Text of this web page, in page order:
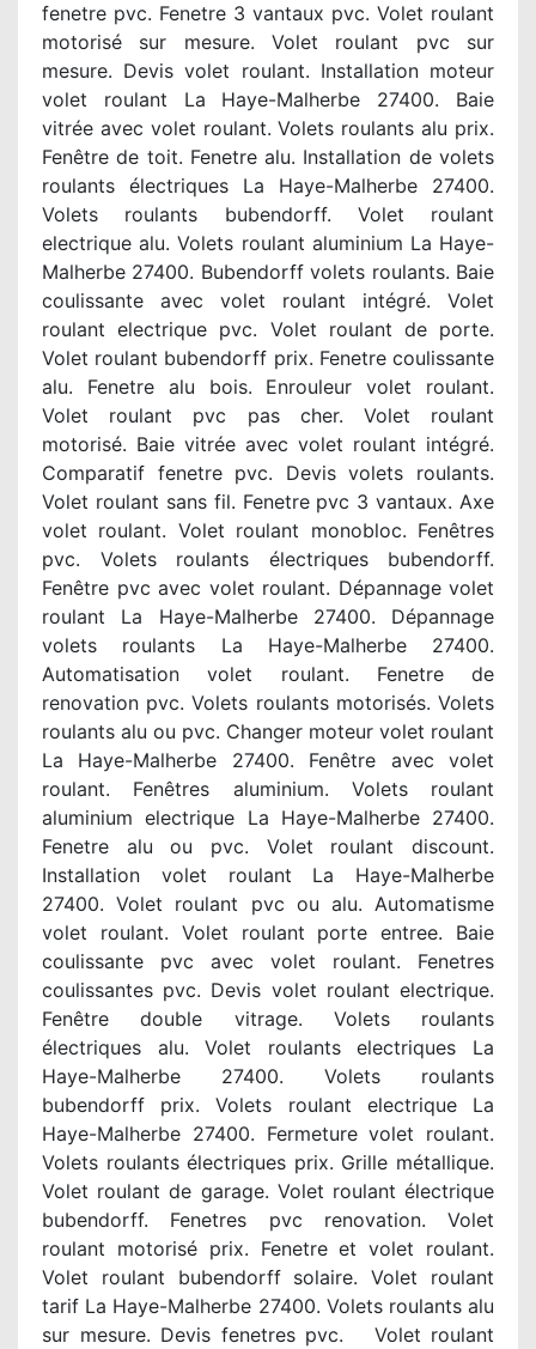
fenetre pvc. Fenetre 3 vantaux pvc. Volet roulant
motorisé sur mesure. Volet roulant pvc sur
mesure. Devis volet roulant. Installation moteur
volet roulant La Haye-Malherbe 27400. Baie
vitrée avec volet roulant. Volets roulants alu prix.
Fenêtre de toit. Fenetre alu. Installation de volets
roulants électriques La Haye-Malherbe 27400.
Volets roulants bubendorff. Volet roulant
electrique alu. Volets roulant aluminium La Haye-
Malherbe 27400. Bubendorff volets roulants. Baie
coulissante avec volet roulant intégré. Volet
roulant electrique pvc. Volet roulant de porte.
Volet roulant bubendorff prix. Fenetre coulissante
alu. Fenetre alu bois. Enrouleur volet roulant.
Volet roulant pvc pas cher. Volet roulant
motorisé. Baie vitrée avec volet roulant intégré.
Comparatif fenetre pvc. Devis volets roulants.
Volet roulant sans fil. Fenetre pvc 3 vantaux. Axe
volet roulant. Volet roulant monobloc. Fenêtres
pvc. Volets roulants électriques bubendorff.
Fenêtre pvc avec volet roulant. Dépannage volet
roulant La Haye-Malherbe 27400. Dépannage
volets roulants La Haye-Malherbe 27400.
Automatisation volet roulant. Fenetre de
renovation pvc. Volets roulants motorisés. Volets
roulants alu ou pvc. Changer moteur volet roulant
La Haye-Malherbe 27400. Fenêtre avec volet
roulant. Fenêtres aluminium. Volets roulant
aluminium electrique La Haye-Malherbe 27400.
Fenetre alu ou pvc. Volet roulant discount.
Installation volet roulant La Haye-Malherbe
27400. Volet roulant pvc ou alu. Automatisme
volet roulant. Volet roulant porte entree. Baie
coulissante pvc avec volet roulant. Fenetres
coulissantes pvc. Devis volet roulant electrique.
Fenêtre double vitrage. Volets roulants
électriques alu. Volet roulants electriques La
Haye-Malherbe 27400. Volets roulants
bubendorff prix. Volets roulant electrique La
Haye-Malherbe 27400. Fermeture volet roulant.
Volets roulants électriques prix. Grille métallique.
Volet roulant de garage. Volet roulant électrique
bubendorff. Fenetres pvc renovation. Volet
roulant motorisé prix. Fenetre et volet roulant.
Volet roulant bubendorff solaire. Volet roulant
tarif La Haye-Malherbe 27400. Volets roulants alu
sur mesure. Devis fenetres pvc. Volet roulant